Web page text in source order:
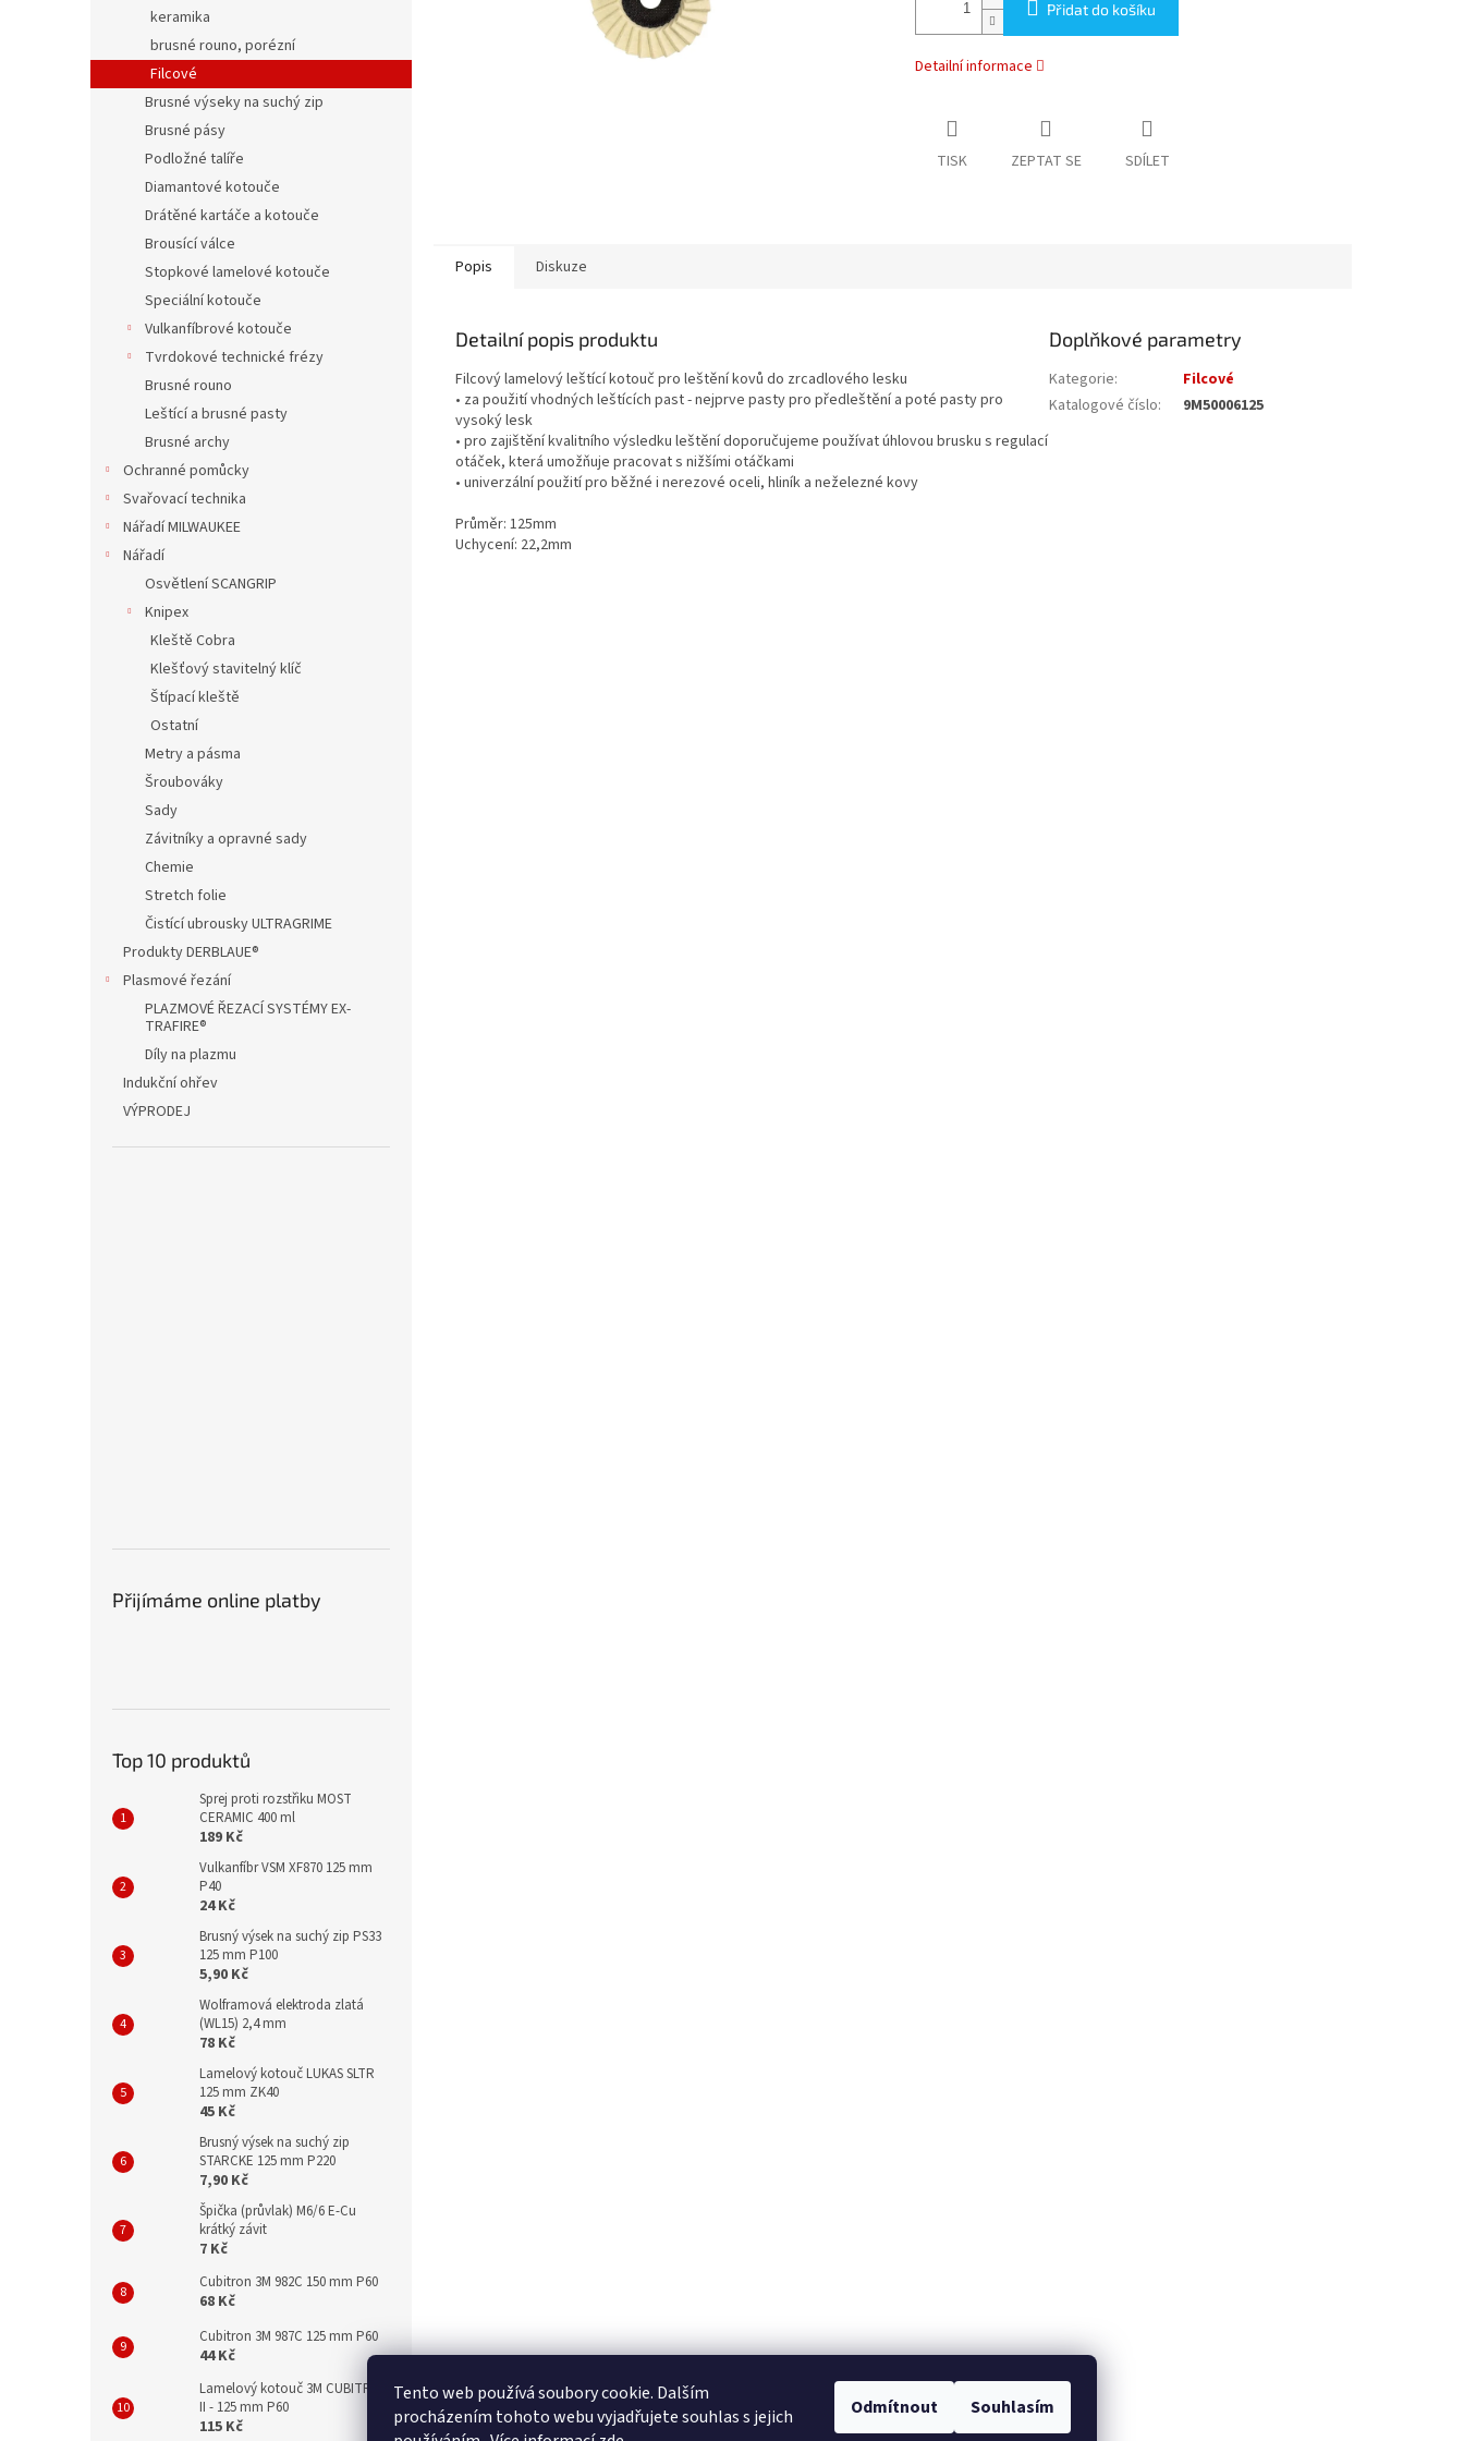
Tento web používá soubory cookie. Dalším
procházením tohoto webu vyjadřujete souhlas s jejich
Odmítnout Souhlasím
l
keramika
brusné rouno, porézní
Filcové
Brusné výseky na suchý zip
Brusné pásy
Podložné talíře
Diamantové kotouče
Drátěné kartáče a kotouče
Brousící válce
Stopkové lamelové kotouče
Speciální kotouče
Vulkanfíbrové kotouče
Tvrdokové technické frézy
Brusné rouno
Leštící a brusné pasty
Brusné archy
Ochranné pomůcky
Svařovací technika
Nářadí MILWAUKEE
Nářadí
Osvětlení SCANGRIP
Knipex
Kleště Cobra
Klešťový stavitelný klíč
Štípací kleště
Ostatní
Metry a pásma
Šroubováky
Sady
Závitníky a opravné sady
Chemie
Stretch folie
Čistící ubrousky ULTRAGRIME
Produkty DERBLAUE®
Plasmové řezání
PLAZMOVÉ ŘEZACÍ SYSTÉMY EX-
TRAFIRE®
Díly na plazmu
Indukční ohřev
VÝPRODEJ
Přijímáme online platby
Top 10 produktů
Sprej proti rozstřiku MOST
CERAMIC 400 ml
189 Kč
Vulkanfíbr VSM XF870 125 mm
P40
24 Kč
Brusný výsek na suchý zip PS33
125 mm P100
5,90 Kč
Wolframová elektroda zlatá
(WL15) 2,4 mm
78 Kč
Lamelový kotouč LUKAS SLTR
125 mm ZK40
45 Kč
Brusný výsek na suchý zip
STARCKE 125 mm P220
7,90 Kč
Špička (průvlak) M6/6 E-Cu
krátký závit
7 Kč
Cubitron 3M 982C 150 mm P60
68 Kč
Cubitron 3M 987C 125 mm P60
44 Kč
Lamelový kotouč 3M CUBITRON
II - 125 mm P60
115 Kč
Přidat do košíku
Detailní informace
TISK ZEPTAT SE SDÍLET
Popis Diskuze
Detailní popis produktu
Filcový lamelový leštící kotouč pro leštění kovů do zrcadlového lesku
• za použití vhodných leštících past - nejprve pasty pro předleštění a poté pasty pro
vysoký lesk
• pro zajištění kvalitního výsledku leštění doporučujeme používat úhlovou brusku s regulací
otáček, která umožňuje pracovat s nižšími otáčkami
• univerzální použití pro běžné i nerezové oceli, hliník a neželezné kovy
Průměr: 125mm
Uchycení: 22,2mm
Doplňkové parametry
Kategorie:
Filcové
Katalogové číslo: 9M50006125